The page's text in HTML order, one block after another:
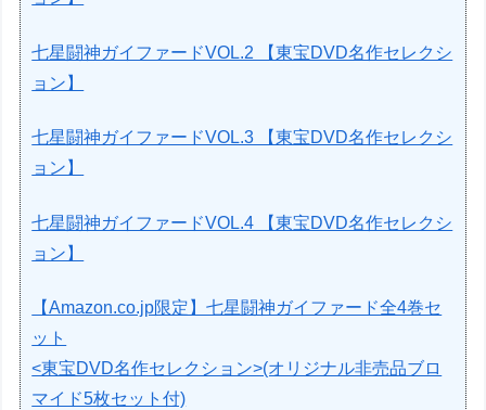
七星闘神ガイファードVOL.2 【東宝DVD名作セレクシ
ョン】
七星闘神ガイファードVOL.3 【東宝DVD名作セレクシ
ョン】
七星闘神ガイファードVOL.4 【東宝DVD名作セレクシ
ョン】
【Amazon.co.jp限定】七星闘神ガイファード全4巻セ
ット
<東宝DVD名作セレクション>(オリジナル非売品ブロ
マイド5枚セット付)